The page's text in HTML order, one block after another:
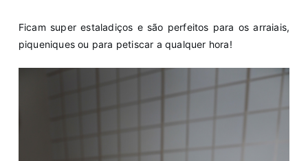
Ficam super estaladiços e são perfeitos para os arraiais,
piqueniques ou para petiscar a qualquer hora!